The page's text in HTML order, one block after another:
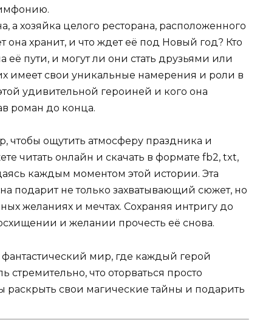
а хозяйка целого ресторана, расположенного
она хранит, и что ждет её под Новый год? Кто
пути, и могут ли они стать друзьями или
имеет свои уникальные намерения и роли в
удивительной героиней и кого она
роман до конца.
чтобы ощутить атмосферу праздника и
читать онлайн и скачать в формате fb2, txt,
каждым моментом этой истории. Эта
подарит не только захватывающий сюжет, но
желаниях и мечтах. Сохраняя интригу до
и желании прочесть её снова.
фантастический мир, где каждый герой
стремительно, что оторваться просто
раскрыть свои магические тайны и подарить